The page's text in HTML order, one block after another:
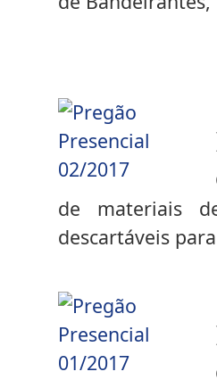
de materiais
descartáveis